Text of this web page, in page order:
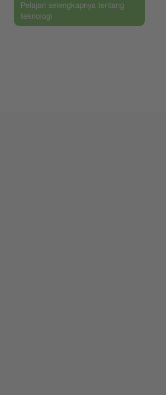
Pelajari selengkapnya tentang
teknologi